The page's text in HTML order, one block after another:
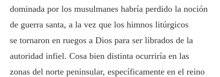
dominada por los musulmanes habría perdido la noción
de guerra santa, a la vez que los himnos litúrgicos
se tornaron en ruegos a Dios para ser librados de la
autoridad infiel. Cosa bien distinta ocurriría en las
zonas del norte peninsular, específicamente en el reino